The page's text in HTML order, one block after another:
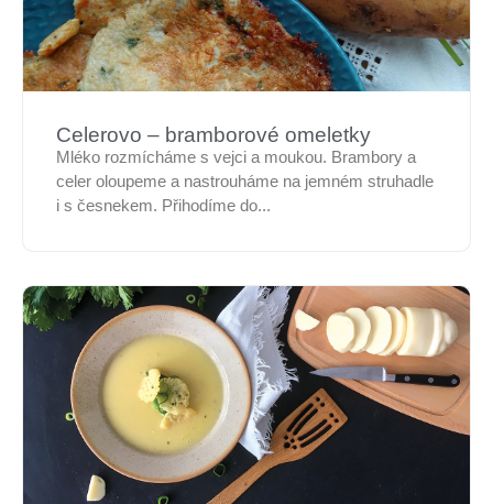
Celerovo – bramborové omeletky
Mléko rozmícháme s vejci a moukou. Brambory a
celer oloupeme a nastrouháme na jemném struhadle
i s česnekem. Přihodíme do...